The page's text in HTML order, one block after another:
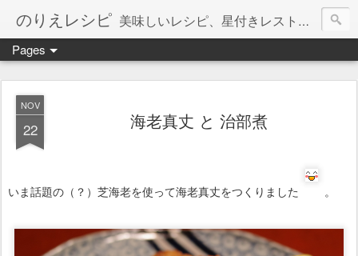
のりえレシピ 美味しいレシピ、星付きレストラン、絶品お取り寄せを紹介しています。
Pages
NOV
22 海老真丈 と 治部煮
いま話題の（？）芝海老を使って海老真丈をつくりました 。